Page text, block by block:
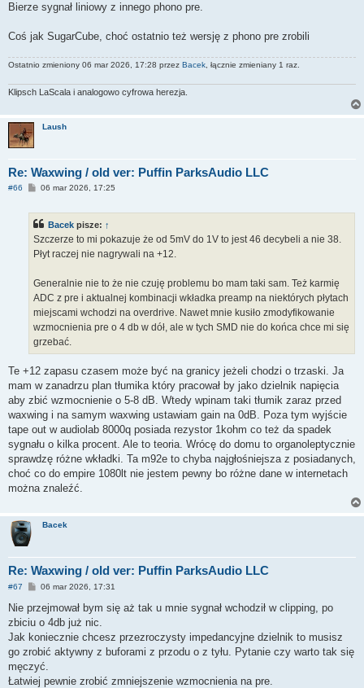
Bierze sygnał liniowy z innego phono pre.
Coś jak SugarCube, choć ostatnio też wersję z phono pre zrobili
Ostatnio zmieniony 06 mar 2026, 17:28 przez Bacek, łącznie zmieniany 1 raz.
Klipsch LaScala i analogowo cyfrowa herezja.
Laush
Re: Waxwing / old ver: Puffin ParksAudio LLC
#66
P06 mar 2026, 17:25
Bacek pisze: ↑
Szczerze to mi pokazuje że od 5mV do 1V to jest 46 decybeli a nie 38.
Płyt raczej nie nagrywali na +12.
Generalnie nie to że nie czuję problemu bo mam taki sam. Też karmię
ADC z pre i aktualnej kombinacji wkładka preamp na niektórych płytach
miejscami wchodzi na overdrive. Nawet mnie kusiło zmodyfikowanie
wzmocnienia pre o 4 db w dół, ale w tych SMD nie do końca chce mi się
grzebać.
Te +12 zapasu czasem może być na granicy jeżeli chodzi o trzaski. Ja
mam w zanadrzu plan tłumika który pracował by jako dzielnik napięcia
aby zbić wzmocnienie o 5-8 dB. Wtedy wpinam taki tłumik zaraz przed
waxwing i na samym waxwing ustawiam gain na 0dB. Poza tym wyjście
tape out w audiolab 8000q posiada rezystor 1kohm co też da spadek
sygnału o kilka procent. Ale to teoria. Wrócę do domu to organoleptycznie
sprawdzę różne wkładki. Ta m92e to chyba najgłośniejsza z posiadanych,
choć co do empire 1080lt nie jestem pewny bo różne dane w internetach
można znaleźć.
Bacek
Re: Waxwing / old ver: Puffin ParksAudio LLC
#67
P
s
06 mar 2026, 17:31
Nie przejmował bym się aż tak u mnie sygnał wchodził w clipping, po
zbiciu o 4db już nic.
Jak koniecznie chcesz przezroczysty impedancyjne dzielnik to musisz
go zrobić aktywny z buforami z przodu o z tyłu. Pytanie czy warto tak się
męczyć.
Łatwiej pewnie zrobić zmniejszenie wzmocnienia na pre.